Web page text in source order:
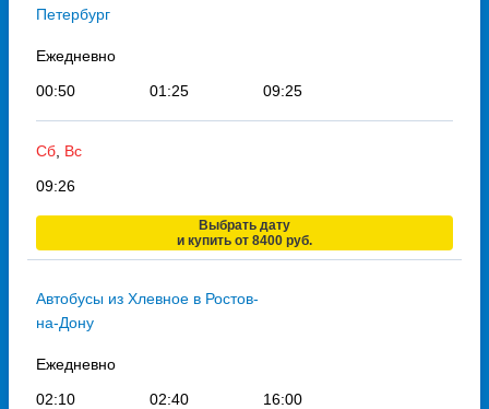
Петербург
Ежедневно
00:50
01:25 09:25
Сб Вс
09:26
Выбрать дату
и купить от 8400 руб.
Автобусы из Хлевное в Ростов-
на-Дону
Ежедневно
02:10
02:40
16:00